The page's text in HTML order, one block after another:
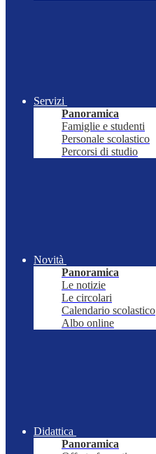
Servizi
Panoramica
Famiglie e studenti
Personale scolastico
Percorsi di studio
Novità
Panoramica
Le notizie
Le circolari
Calendario scolastico
Albo online
Didattica
Panoramica